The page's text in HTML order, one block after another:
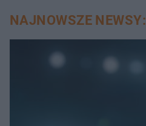
NAJNOWSZE NEWSY: